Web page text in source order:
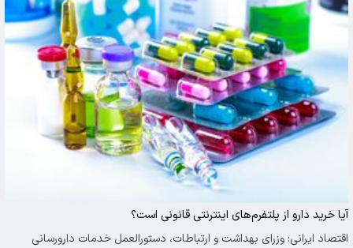
آیا خرید دارو از پلتفرم‌های اینترنتی قانونی است؟
اقتصاد ایرانی: وزرای بهداشت و ارتباطات، دستورالعمل خدمات دارورسانی